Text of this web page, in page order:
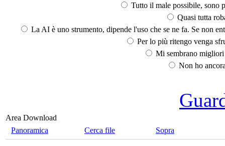
Tutto il male possibile, sono
Quasi tutta
La AI è uno strumento, dipende l'uso che se ne fa. Se non
Per lo più ritengo venga
Mi sembrano
Non ho
Area Download
Panoramica
Cerca file Sopra